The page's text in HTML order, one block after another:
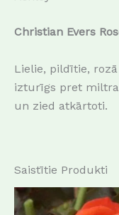
Christian Evers
Lielie, pildītie,
izturīgs pret
un zied atkārtoti.
Saistītie Produkti